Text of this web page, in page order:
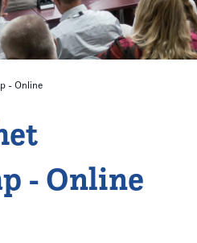
- Online
- Online